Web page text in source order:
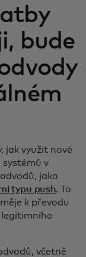
bude
jak využít nové
systémů v
jako
typu push. To
k převodu
legitimního
včetně